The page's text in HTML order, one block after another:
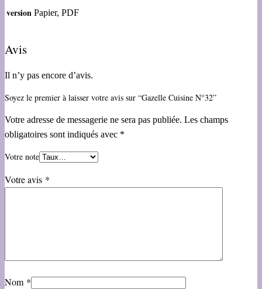
version Papier, PDF
Avis
Il n’y pas encore d’avis.
Soyez le premier à laisser votre avis sur “Gazelle Cuisine N°32”
Votre adresse de messagerie ne sera pas publiée. Les champs
obligatoires sont indiqués avec *
Votre note
Votre avis *
Nom *